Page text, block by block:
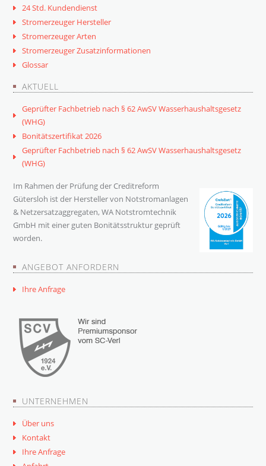
24 Std. Kundendienst
Stromerzeuger Hersteller
Stromerzeuger Arten
Stromerzeuger Zusatzinformationen
Glossar
AKTUELL
Geprüfter Fachbetrieb nach § 62 AwSV Wasserhaushaltsgesetz
(WHG)
Bonitätszertifikat 2026
Geprüfter Fachbetrieb nach § 62 AwSV Wasserhaushaltsgesetz
(WHG)
Im Rahmen der Prüfung der Creditreform
Gütersloh ist der Hersteller von Notstromanlagen
& Netzersatzaggregaten, WA Notstromtechnik
GmbH mit einer guten Bonitätsstruktur geprüft
worden.
ANGEBOT ANFORDERN
Ihre Anfrage
UNTERNEHMEN
Über uns
Kontakt
Ihre Anfrage